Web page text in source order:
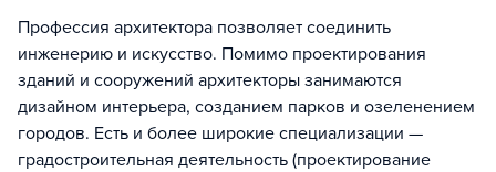
Профессия архитектора позволяет соединить
инженерию и искусство. Помимо проектирования
зданий и сооружений архитекторы занимаются
дизайном интерьера, созданием парков и озеленением
городов. Есть и более широкие специализации —
градостроительная деятельность (проектирование